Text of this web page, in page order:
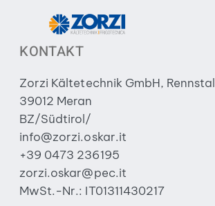
KONTAKT
Zorzi Kältetechnik GmbH,
39012 Meran
BZ/Südtirol/
info@zorzi.oskar.it
+39 0473 236195
zorzi.oskar@pec.it
MwSt.-Nr.: IT01311430217